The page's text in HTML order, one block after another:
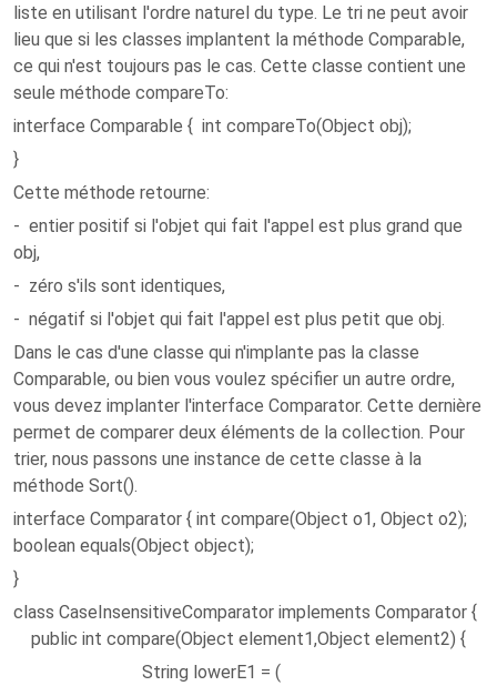
liste en utilisant l'ordre naturel du type. Le tri ne peut avoir
lieu que si les classes implantent la méthode Comparable,
ce qui n'est toujours pas le cas. Cette classe contient une
seule méthode compareTo:
interface Comparable { int compareTo(Object obj);
}
Cette méthode retourne:
- entier positif si l'objet qui fait l'appel est plus grand que
obj,
- zéro s'ils sont identiques,
- négatif si l'objet qui fait l'appel est plus petit que obj.
Dans le cas d'une classe qui n'implante pas la classe
Comparable, ou bien vous voulez spécifier un autre ordre,
vous devez implanter l'interface Comparator. Cette dernière
permet de comparer deux éléments de la collection. Pour
trier, nous passons une instance de cette classe à la
méthode Sort().
interface Comparator { int compare(Object o1, Object o2);
boolean equals(Object object);
}
class CaseInsensitiveComparator implements Comparator {
public int compare(Object element1,Object element2) {
String lowerE1 = (